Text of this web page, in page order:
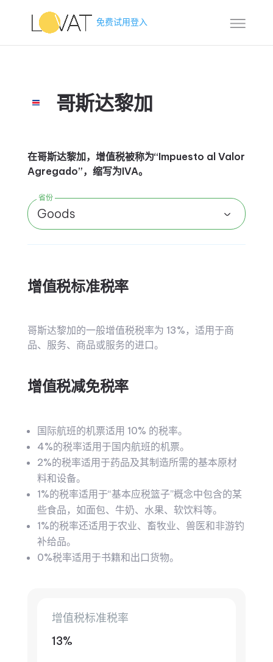
免费试用登入
哥斯达黎加
在哥斯达黎加，增值税被称为“Impuesto al Valor
Agregado”，缩写为IVA。
省份
Goods
增值税标准税率
哥斯达黎加的一般增值税税率为 13%，适用于商
品、服务、商品或服务的进口。
增值税减免税率
国际航班的机票适用 10% 的税率。
4%的税率适用于国内航班的机票。
2%的税率适用于药品及其制造所需的基本原材
料和设备。
1%的税率适用于“基本应税篮子”概念中包含的某
些食品，如面包、牛奶、水果、软饮料等。
1%的税率还适用于农业、畜牧业、兽医和非游钓
补给品。
0%税率适用于书籍和出口货物。
增值税标准税率
13%